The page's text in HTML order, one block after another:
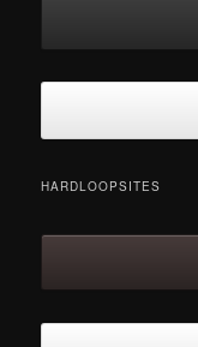
HARDLOOPSITES